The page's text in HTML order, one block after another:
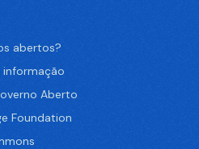
abertos?
informação
Aberto
Foundation